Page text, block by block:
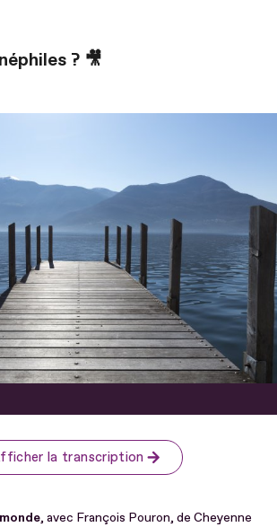
? 🎥
la transcription
, avec François Pouron, de Cheyenne